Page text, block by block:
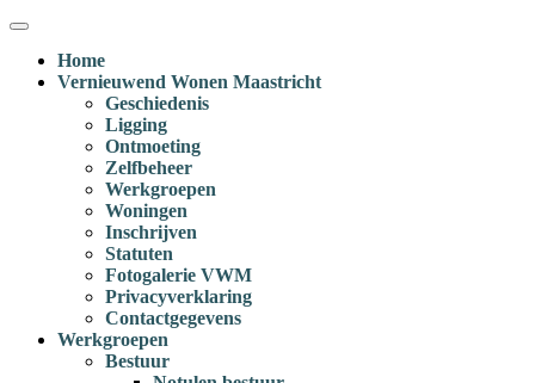
Ga
inhoud
Menu
Home
Vernieuwend Wonen Maastricht
Geschiedenis
Ligging
Ontmoeting
Zelfbeheer
Werkgroepen
Woningen
Inschrijven
Statuten
Fotogalerie VWM
Privacyverklaring
Contactgegevens
Werkgroepen
Bestuur